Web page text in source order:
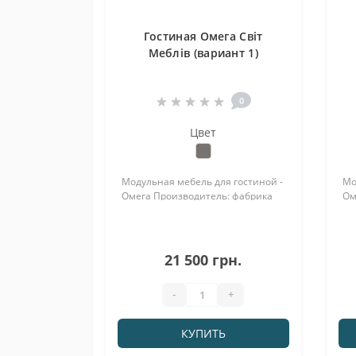
Гостиная Омега Світ
Меблів (вариант 1)
0
Цвет
Модульная мебель для гостиной -
Омега Производитель: фабрика
21 500 грн.
- +
КУПИТЬ